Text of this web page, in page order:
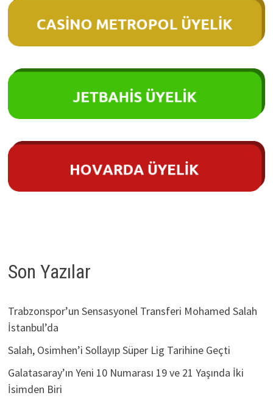
Son Yazılar
Trabzonspor’un Sensasyonel Transferi Mohamed Salah
İstanbul’da
Salah, Osimhen’i Sollayıp Süper Lig Tarihine Geçti
Galatasaray’ın Yeni 10 Numarası 19 ve 21 Yaşında İki
İsimden Biri